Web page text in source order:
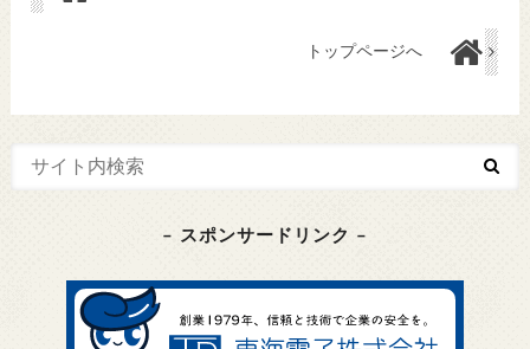
トップページへ
– スポンサードリンク –